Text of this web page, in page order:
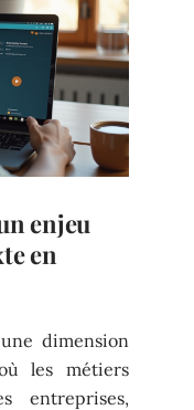
enjeu
en
dimension
les métiers
entreprises,